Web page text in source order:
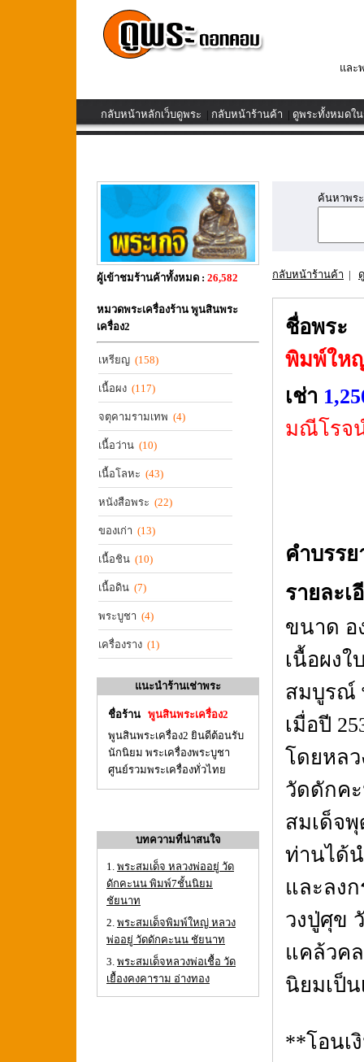
และ
กลับหน้าหลักเว็บดูพระ | กลับหน้าร้านค้า | ดูพระทั้งหมดใ
ผู้เข้าชมร้านค้าทั้งหมด : 26,582
หมวดพระเครื่องร้าน พูนสินพระ
เครื่อง2
เหรียญ (158)
เนื้อผง (117)
จตุคามรามเทพ (4)
เนื้อว่าน (10)
เนื้อโลหะ (43)
หนังสือพระ (22)
ของเก่า (13)
เนื้อชิน (10)
เนื้อดิน (7)
พระบูชา (4)
เครื่องราง (1)
แนะนำร้านเช่าพระ
ชื่อร้าน พูนสินพระเครื่อง2
พูนสินพระเครื่อง2 ยินดีต้อนรับ
นักนิยม พระเครื่องพระบูชา
ศูนย์รวมพระเครื่องทั่วไทย
บทความที่น่าสนใจ
1. พระสมเด็จ หลวงพ่ออยู่ วัด
ดักคะนน พิมพ์7ชั้นนิยม
ชัยนาท
2. พระสมเด็จพิมพ์ใหญ่ หลวง
พ่ออยู่ วัดดักคะนน ชัยนาท
3. พระสมเด็จหลวงพ่อเชื้อ วัด
เยื้องคงคาราม อ่างทอง
ค้นหาพร
กลับหน้าร้านค้า |
ชื่อพระ
พิมพ์ให
เช่า
มณีโรจ
คำบรร
รายละเ
ขนาด อ
เนื้อผง
สมบูรณ์
เมื่อปี
โดยหลว
วัดดักค
สมเด็จ
ท่านได้
และลง
วงปู่ศุข
แคล้วค
นิยมเป็น
**โอนเ